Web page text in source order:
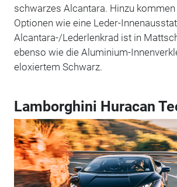
schwarzes Alcantara. Hinzu
Optionen wie eine Leder-
Alcantara-/Lederlenkrad ist in
ebenso wie die Aluminium-
eloxiertem Schwarz.
Lamborghini Huracan